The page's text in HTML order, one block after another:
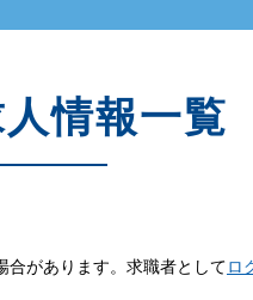
情報一覧
があります。求職者としてロ